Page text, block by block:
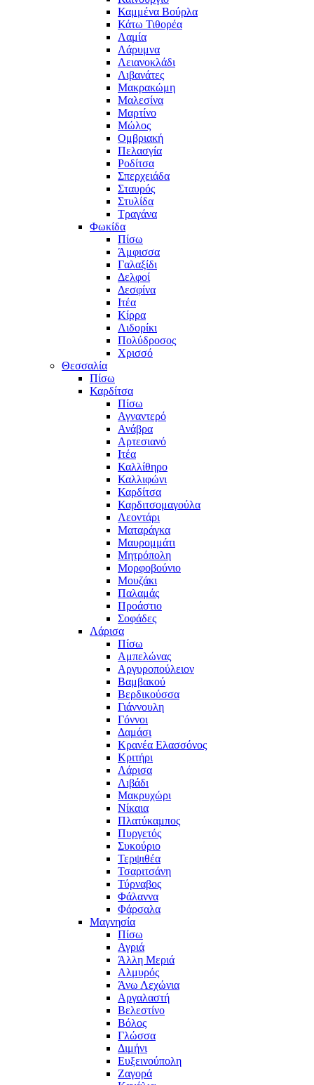
Καμμένα Βούρλα
Κάτω Τιθορέα
Λαμία
Λάρυμνα
Λειανοκλάδι
Λιβανάτες
Μακρακώμη
Μαλεσίνα
Μαρτίνο
Μώλος
Ομβριακή
Πελασγία
Ροδίτσα
Σπερχειάδα
Σταυρός
Στυλίδα
Τραγάνα
Φωκίδα
Πίσω
Άμφισσα
Γαλαξίδι
Δελφοί
Δεσφίνα
Ιτέα
Κίρρα
Λιδορίκι
Πολύδροσος
Χρισσό
Θεσσαλία
Πίσω
Καρδίτσα
Πίσω
Αγναντερό
Ανάβρα
Αρτεσιανό
Ιτέα
Καλλίθηρο
Καλλιφώνι
Καρδίτσα
Καρδιτσομαγούλα
Λεοντάρι
Ματαράγκα
Μαυρομμάτι
Μητρόπολη
Μορφοβούνιο
Μουζάκι
Παλαμάς
Προάστιο
Σοφάδες
Λάρισα
Πίσω
Αμπελώνας
Αργυροπούλειον
Βαμβακού
Βερδικούσσα
Γιάννουλη
Γόννοι
Δαμάσι
Κρανέα Ελασσόνος
Κριτήρι
Λάρισα
Λιβάδι
Μακρυχώρι
Νίκαια
Πλατύκαμπος
Πυργετός
Συκούριο
Τερψιθέα
Τσαριτσάνη
Τύρναβος
Φάλαννα
Φάρσαλα
Μαγνησία
Πίσω
Αγριά
Άλλη Μεριά
Αλμυρός
Άνω Λεχώνια
Αργαλαστή
Βελεστίνο
Βόλος
Γλώσσα
Διμήνι
Ευξεινούπολη
Ζαγορά